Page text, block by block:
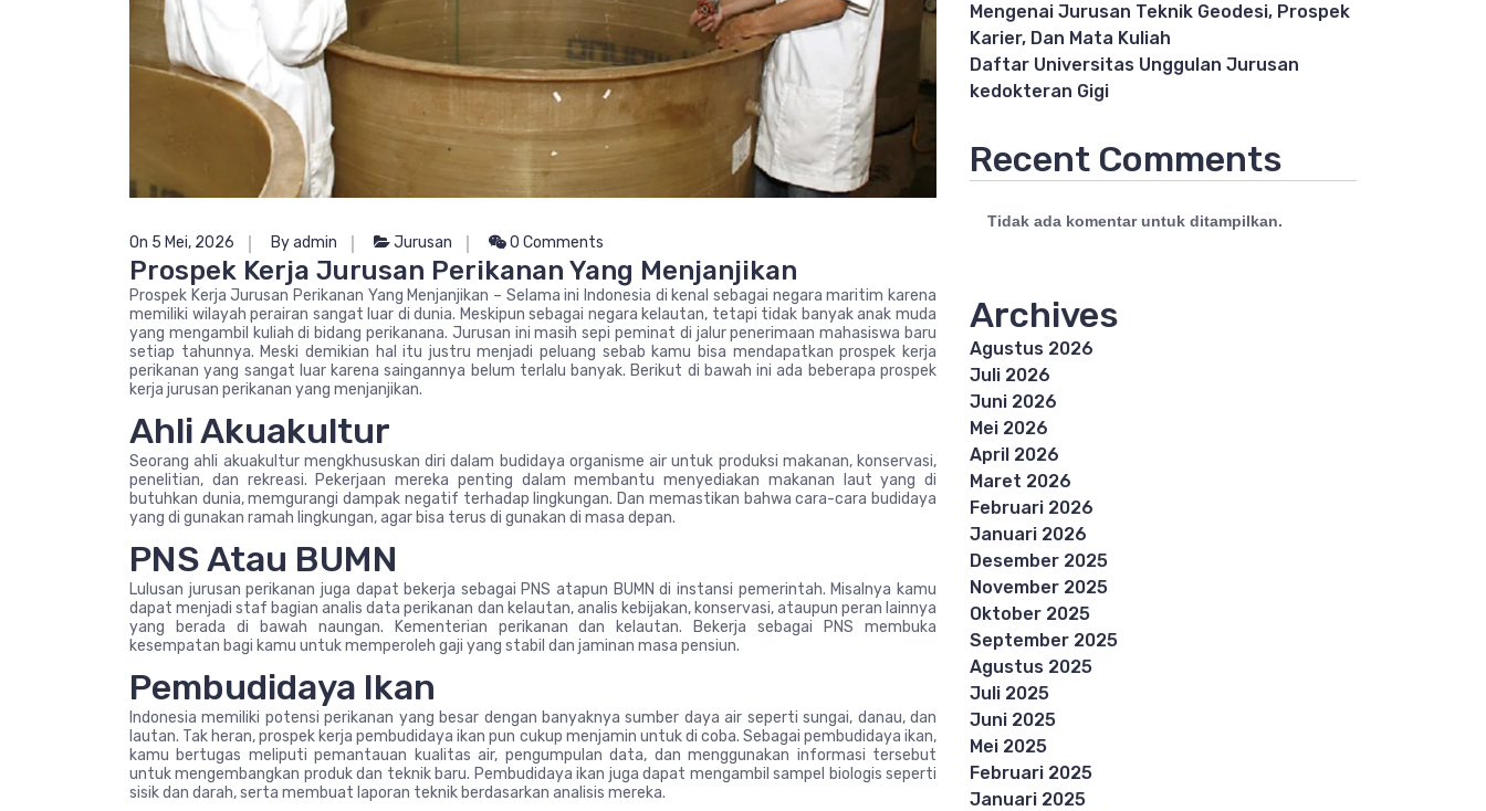
On 5 Mei, 2026 By admin Jurusan 0 Comments
Prospek Kerja Jurusan Perikanan Yang Menjanjikan
Prospek Kerja Jurusan Perikanan Yang Menjanjikan – Selama ini Indonesia di kenal sebagai negara maritim karena
memiliki wilayah perairan sangat luar di dunia. Meskipun sebagai negara kelautan, tetapi tidak banyak anak muda
yang mengambil kuliah di bidang perikanana. Jurusan ini masih sepi peminat di jalur penerimaan mahasiswa baru
setiap tahunnya. Meski demikian hal itu justru menjadi peluang sebab kamu bisa mendapatkan prospek kerja
perikanan yang sangat luar karena saingannya belum terlalu banyak. Berikut di bawah ini ada beberapa prospek
kerja jurusan perikanan yang menjanjikan.
Ahli Akuakultur
Seorang ahli akuakultur mengkhususkan diri dalam budidaya organisme air untuk produksi makanan, konservasi,
penelitian, dan rekreasi. Pekerjaan mereka penting dalam membantu menyediakan makanan laut yang di
butuhkan dunia, memgurangi dampak negatif terhadap lingkungan. Dan memastikan bahwa cara-cara budidaya
yang di gunakan ramah lingkungan, agar bisa terus di gunakan di masa depan.
PNS Atau BUMN
Lulusan jurusan perikanan juga dapat bekerja sebagai PNS atapun BUMN di instansi pemerintah. Misalnya kamu
dapat menjadi staf bagian analis data perikanan dan kelautan, analis kebijakan, konservasi, ataupun peran lainnya
yang berada di bawah naungan. Kementerian perikanan dan kelautan. Bekerja sebagai PNS membuka
kesempatan bagi kamu untuk memperoleh gaji yang stabil dan jaminan masa pensiun.
Pembudidaya Ikan
Indonesia memiliki potensi perikanan yang besar dengan banyaknya sumber daya air seperti sungai, danau, dan
lautan. Tak heran, prospek kerja pembudidaya ikan pun cukup menjamin untuk di coba. Sebagai pembudidaya ikan,
kamu bertugas meliputi pemantauan kualitas air, pengumpulan data, dan menggunakan informasi tersebut
untuk mengembangkan produk dan teknik baru. Pembudidaya ikan juga dapat mengambil sampel biologis seperti
sisik dan darah, serta membuat laporan teknik berdasarkan analisis mereka.
Mengenai Jurusan Teknik Geodesi, Prospek
Karier, Dan Mata Kuliah
Daftar Universitas Unggulan Jurusan
kedokteran Gigi
Recent Comments
Tidak ada komentar untuk ditampilkan.
Archives
Agustus 2026
Juli 2026
Juni 2026
Mei 2026
April 2026
Maret 2026
Februari 2026
Januari 2026
Desember 2025
November 2025
Oktober 2025
September 2025
Agustus 2025
Juli 2025
Juni 2025
Mei 2025
Februari 2025
Januari 2025